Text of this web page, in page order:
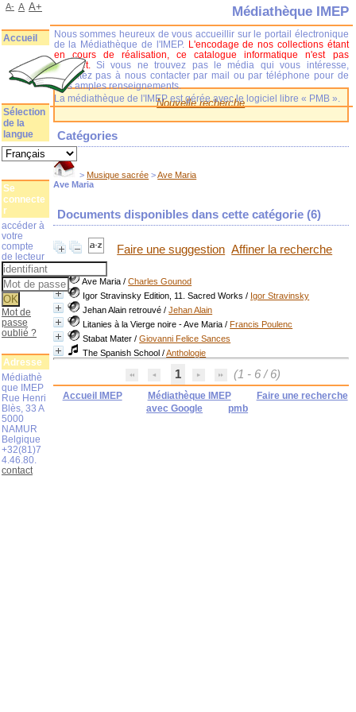
Nouvelle recherche
Catégories
>Musique sacrée >Ave Maria
Ave Maria
Documents disponibles dans cette catégorie (6)
Faire une suggestion Affiner la recherche
Ave Maria /Charles Gounod
Igor Stravinsky Edition, 11. Sacred Works / Igor Stravinsky
Jehan Alain retrouvé /Jehan Alain
Litanies à la Vierge noire - Ave Maria /Francis Poulenc
Stabat Mater /Giovanni Felice Sances
The Spanish School /Anthologie
1 (1 - 6 / 6)
Accueil IMEP Médiathèque IMEP
Faire une recherche
avec Google
pmb
Médiathèque IMEP
Nous sommes heureux de vous accueillir sur le portail électronique
de la Médiathèque de l'IMEP. L'encodage de nos collections étant
en cours de réalisation, ce catalogue informatique n'est pas
complet.
Si vous ne trouvez pas le média qui vous intéresse,
n'hésitez pas à nous contacter par mail ou par téléphone pour de
plus amples renseignements.
La médiathèque de l'IMEP est gérée avec le logiciel libre « PMB ».
A- A A+
Accueil
Sélection
de la
langue
Se
connecte
r
accéder à
votre
compte
de lecteur
Mot de
passe
oublié ?
Adresse
Médiathè
que IMEP
Rue Henri
Blès, 33 A
5000
NAMUR
Belgique
+32(81)7
4.46.80.
contact